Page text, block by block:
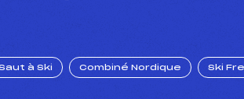
à Ski Combiné Nordique Ski